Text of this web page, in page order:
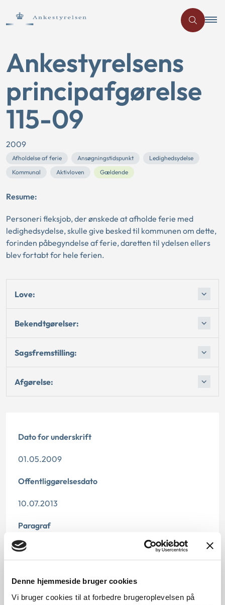
Denne hjemmeside bruger cookies
Vi bruger cookies til at forbedre brugeroplevelsen på
Ankestyrelsens
principafgørelse
115-09
2009
Afholdelse af ferie Ansøgningstidspunkt
Ledighedsydelse
Kommunal
Aktivloven Gældende
Resume:
Personeri fleksjob, der ønskede at afholde ferie med
ledighedsydelse, skulle give besked til kommunen om dette,
forinden påbegyndelse af ferie, daretten til ydelsen ellers
blev fortabt for hele ferien.
Love:
Bekendtgørelser:
Sagsfremstilling:
Afgørelse:
Dato for underskrift
01.05.2009
Offentliggørelsesdato
10.07.2013
Paragraf
§ 74 § 18 § 74e
2000401-08